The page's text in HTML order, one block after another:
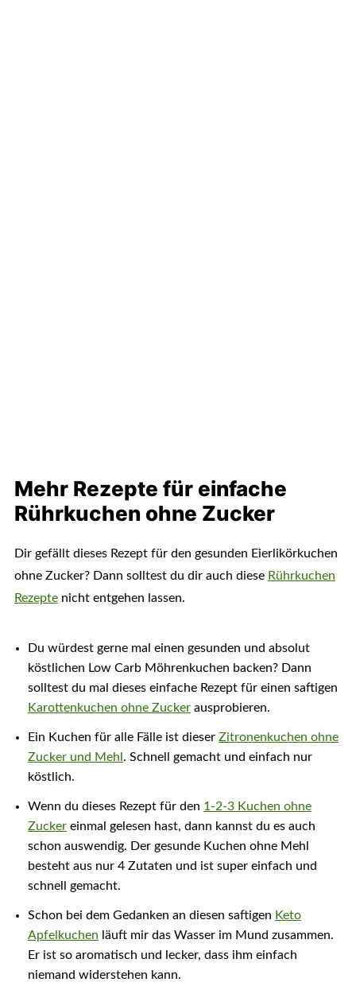
Mehr Rezepte für einfache
Rührkuchen ohne Zucker
Dir gefällt dieses Rezept für den gesunden Eierlikörkuchen
ohne Zucker? Dann solltest du dir auch diese Rührkuchen
Rezeptenicht entgehen lassen.
Du würdest gerne mal einen gesunden und absolut
köstlichen Low Carb Möhrenkuchen backen? Dann
solltest du mal dieses einfache Rezept für einen saftigen
Karottenkuchen ohne Zuckerausprobieren.
Ein Kuchen für alle Fälle ist dieser Zitronenkuchen ohne
Zucker und Mehl . Schnell gemacht und einfach nur
köstlich.
Wenn du dieses Rezept für den 1-2-3 Kuchen ohne
Zuckereinmal gelesen hast, dann kannst du es auch
schon auswendig. Der gesunde Kuchen ohne Mehl
besteht aus nur 4 Zutaten und ist super einfach und
schnell gemacht.
Schon bei dem Gedanken an diesen saftigen Keto
Apfelkuchen läuft mir das Wasser im Mund zusammen.
Er ist so aromatisch und lecker, dass ihm einfach
niemand widerstehen kann.